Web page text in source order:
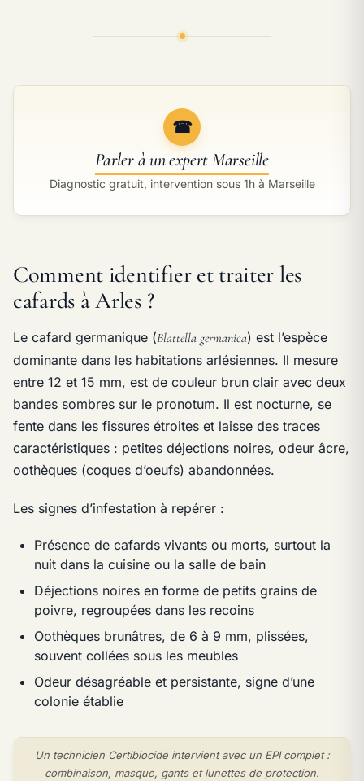
☎
Parler à un expert Marseille
Diagnostic gratuit, intervention sous 1h à Marseille
Comment identifier et traiter les
cafards à Arles ?
Le cafard germanique (Blattella germanica) est l’espèce
dominante dans les habitations arlésiennes. Il mesure
entre 12 et 15 mm, est de couleur brun clair avec deux
bandes sombres sur le pronotum. Il est nocturne, se
fente dans les fissures étroites et laisse des traces
caractéristiques : petites déjections noires, odeur âcre,
oothèques (coques d’oeufs) abandonnées.
Les signes d’infestation à repérer :
Présence de cafards vivants ou morts, surtout la
nuit dans la cuisine ou la salle de bain
Déjections noires en forme de petits grains de
poivre, regroupées dans les recoins
Oothèques brunâtres, de 6 à 9 mm, plissées,
souvent collées sous les meubles
Odeur désagréable et persistante, signe d’une
colonie établie
Un technicien Certibiocide intervient avec un EPI complet :
combinaison, masque, gants et lunettes de protection.